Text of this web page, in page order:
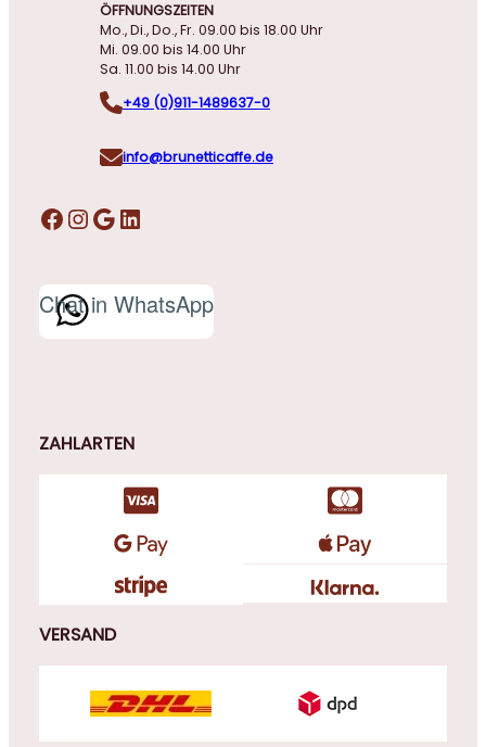
ÖFFNUNGSZEITEN
Mo., Di., Do., Fr. 09.00 bis 18.00 Uhr
Mi. 09.00 bis 14.00 Uhr
Sa. 11.00 bis 14.00 Uhr
+49 (0)911-1489637-0
info@brunetticaffe.de
Facebook InstagramGoogle LinkedIn
Chat in WhatsApp
ZAHLARTEN
VERSAND